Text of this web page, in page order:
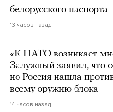
белорусского паспорта
13 часов назад
«К НАТО возникает
Залужный заявил, что
но Россия нашла
всему оружию блока
14 часов назад